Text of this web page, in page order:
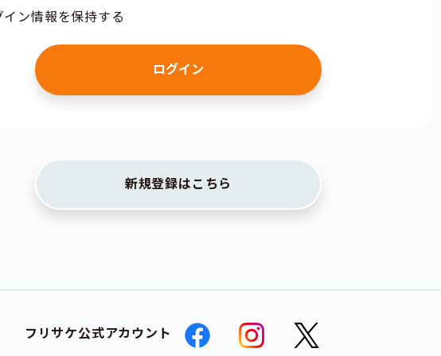
イン情報を保持する
新規登録はこちら
フリサケ公式アカウント